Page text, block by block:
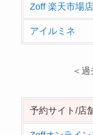
Zoff 楽天市場店
アイルミネ
＜
予約サイト/店